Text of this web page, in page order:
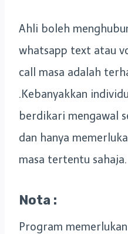
Ahli boleh
whatsapp text atau
call masa adalah
.Kebanyakkan
berdikari mengawal
dan hanya
masa tertentu sahaja.
Nota :
Program